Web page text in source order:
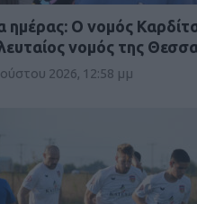
ημέρας: Ο νομός
νομός της
2026, 12:58 μμ